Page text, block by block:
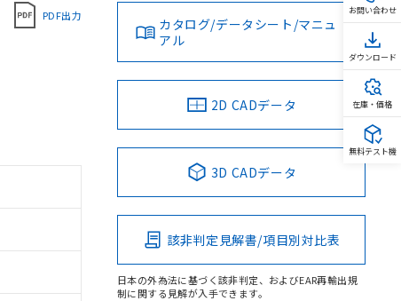
PDF出力
カタログ/データシート/マニュ
アル
2D CADデータ
3D CADデータ
該非判定見解書/項目別対比表
日本の外為法に基づく該非判定、およびEAR再輸出規
制に関する見解が入手できます。
お問い合わせ
ダウンロード
在庫・価格
無料テスト機